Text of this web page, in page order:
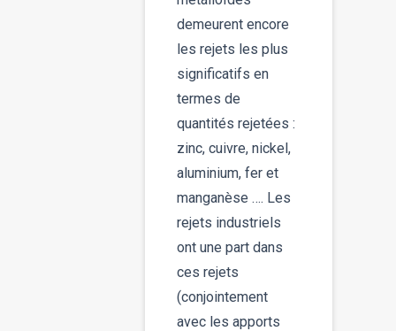
demeurent encore
les rejets les plus
significatifs en
termes de
quantités rejetées :
zinc, cuivre, nickel,
aluminium, fer et
manganèse …. Les
rejets industriels
ont une part dans
ces rejets
(conjointement
avec les apports